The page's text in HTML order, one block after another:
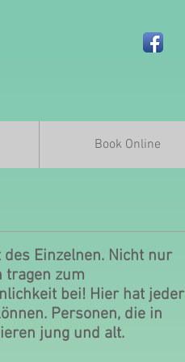
Book Online
Einzelnen. Nicht nur
tragen zum
bei! Hier hat jeder
Personen, die in
jung und alt.